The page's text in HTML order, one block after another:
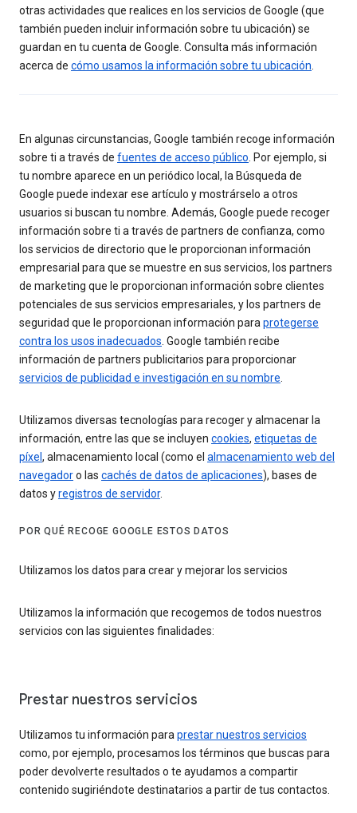
otras actividades que realices en los servicios de Google (que
también pueden incluir información sobre tu ubicación) se
guardan en tu cuenta de Google. Consulta más información
acerca de cómo usamos la información sobre tu ubicación.
En algunas circunstancias, Google también recoge información
sobre ti a través de fuentes de acceso público. Por ejemplo, si
tu nombre aparece en un periódico local, la Búsqueda de
Google puede indexar ese artículo y mostrárselo a otros
usuarios si buscan tu nombre. Además, Google puede recoger
información sobre ti a través de partners de confianza, como
los servicios de directorio que le proporcionan información
empresarial para que se muestre en sus servicios, los partners
de marketing que le proporcionan información sobre clientes
potenciales de sus servicios empresariales, y los partners de
seguridad que le proporcionan información paraprotegerse
contra los usos inadecuados. Google también recibe
información de partners publicitarios para proporcionar
servicios de publicidad e investigación en su nombre.
Utilizamos diversas tecnologías para recoger y almacenar la
información, entre las que se incluyen cookies, etiquetas de
píxel , almacenamiento local (como el almacenamiento web del
navegadoro las cachés de datos de aplicaciones), bases de
datos yregistros de servidor.
POR QUÉ RECOGE GOOGLE ESTOS DATOS
Utilizamos los datos para crear y mejorar los servicios
Utilizamos la información que recogemos de todos nuestros
servicios con las siguientes finalidades:
Prestar nuestros servicios
Utilizamos tu información para prestar nuestros servicios
como, por ejemplo, procesamos los términos que buscas para
poder devolverte resultados o te ayudamos a compartir
contenido sugiriéndote destinatarios a partir de tus contactos.